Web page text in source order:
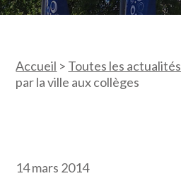
Accueil > Toutes les actualités
par la ville aux collèges
14 mars 2014